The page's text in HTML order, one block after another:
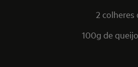
2 colheres
100g de